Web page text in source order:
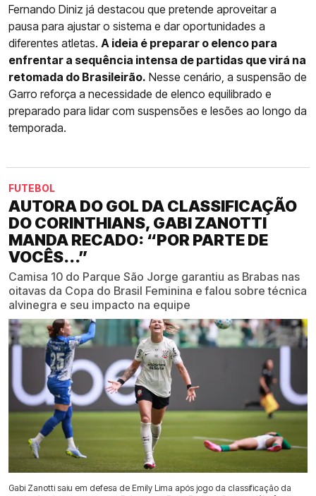
Fernando Diniz já destacou que pretende aproveitar a
pausa para ajustar o sistema e dar oportunidades a
diferentes atletas. A ideia é preparar o elenco para
enfrentar a sequência intensa de partidas que virá na
retomada do Brasileirão. Nesse cenário, a suspensão de
Garro reforça a necessidade de elenco equilibrado e
preparado para lidar com suspensões e lesões ao longo da
temporada.
FUTEBOL
AUTORA DO GOL DA CLASSIFICAÇÃO
DO CORINTHIANS, GABI ZANOTTI
MANDA RECADO: “POR PARTE DE
VOCÊS...”
Camisa 10 do Parque São Jorge garantiu as Brabas nas
oitavas da Copa do Brasil Feminina e falou sobre técnica
alvinegra e seu impacto na equipe
Gabi Zanotti saiu em defesa de Emily Lima após jogo da classificação da